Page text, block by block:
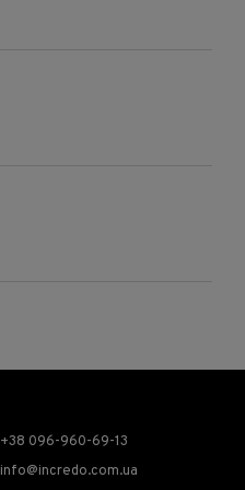
+38 096-960-69-13
info@incredo.com.ua